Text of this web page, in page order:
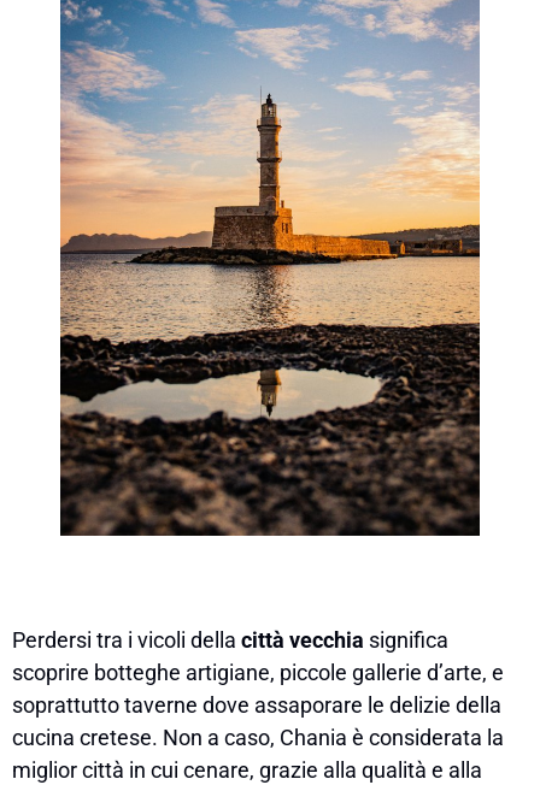
Perdersi tra i vicoli della città vecchia significa
scoprire botteghe artigiane, piccole gallerie d’arte, e
soprattutto taverne dove assaporare le delizie della
cucina cretese. Non a caso, Chania è considerata la
miglior città in cui cenare, grazie alla qualità e alla